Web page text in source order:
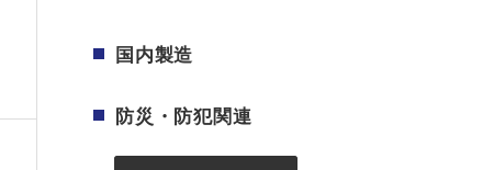
国内製造
防災・防犯関連